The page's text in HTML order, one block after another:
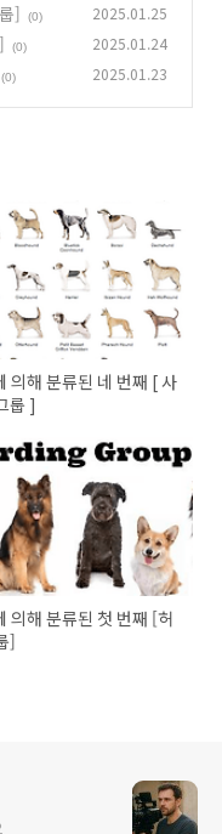
] (0) 2025.01.25
(0) 2025.01.24
(0) 2025.01.23
의해 분류된 네 번째 [ 사
룹 ]
의해 분류된 첫 번째 [허
]